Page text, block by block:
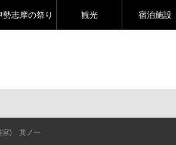
勢志摩の祭り 観光 宿泊施設
宮) 其ノ一